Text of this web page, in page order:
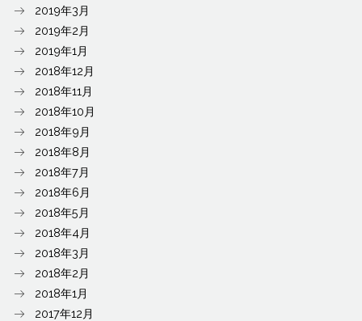
2019年3月
2019年2月
2019年1月
2018年12月
2018年11月
2018年10月
2018年9月
2018年8月
2018年7月
2018年6月
2018年5月
2018年4月
2018年3月
2018年2月
2018年1月
2017年12月